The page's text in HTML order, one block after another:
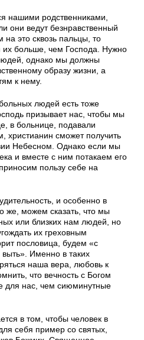
нашими родственниками,
они ведут безнравственный
это сквозь пальцы, то
больше, чем Господа. Нужно
однако мы должны
образу жизни, а
к нему.
людей есть тоже
призывает нас, чтобы мы
в больнице, подавали
христианин сможет получить
Небесном. Однако если мы
и вместе с ним потакаем его
пользу себе на
и особенно в
же, можем сказать, что мы
или близких нам людей, но
их греховным
пословица, будем «с
Именно в таких
наша вера, любовь к
что вечность с Богом
для нас, чем сиюминутные
в том, чтобы человек в
себя пример со святых,